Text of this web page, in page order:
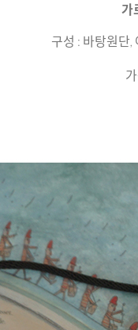
가
구성 : 바탕원단,